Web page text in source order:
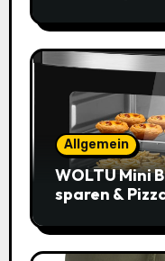
Allgemein
WOLTU Mini
sparen &